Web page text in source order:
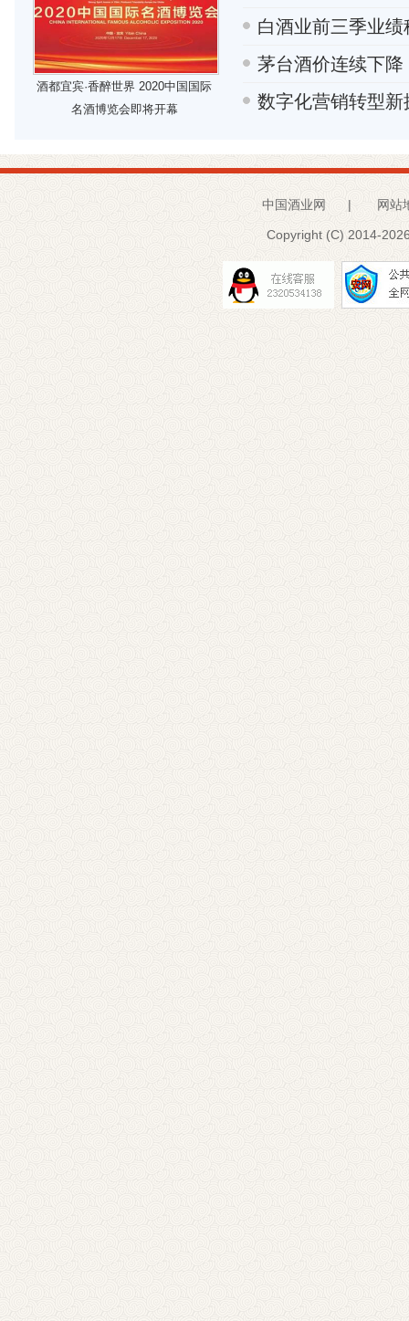
酒都宜宾·香醉世界 2020中国国际
名酒博览会即将开幕
白酒业前三季业
茅台酒价连续下
数字化营销转型
中国酒业网 | 网站
Copyright (C) 2014-